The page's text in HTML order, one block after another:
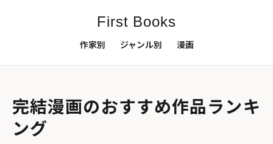
First Books
作家別 ジャンル別 漫画
完結漫画のおすすめ作品ランキ
ング